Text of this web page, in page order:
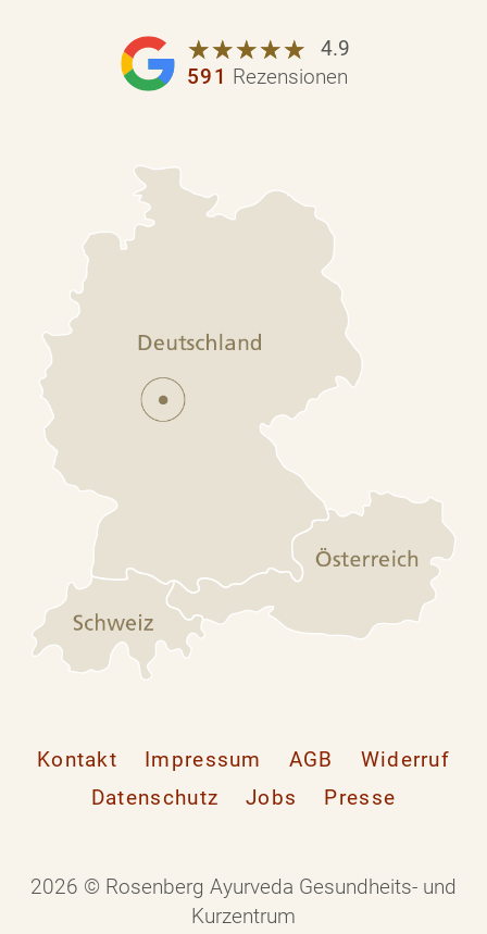
☆☆☆☆☆
★★★★★
4.9
591 Rezensionen
Kontakt Impressum AGB
Widerruf
Datenschutz
Jobs Presse
2026 © Rosenberg Ayurveda Gesundheits- und
Kurzentrum